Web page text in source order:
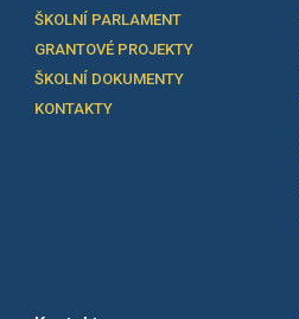
ŠKOLNÍ PARLAMENT
GRANTOVÉ PROJEKTY
ŠKOLNÍ DOKUMENTY
KONTAKTY